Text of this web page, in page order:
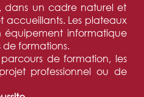
dans un cadre naturel et
accueillants. Les plateaux
équipement informatique
de formations.
de formation, les
professionnel ou de